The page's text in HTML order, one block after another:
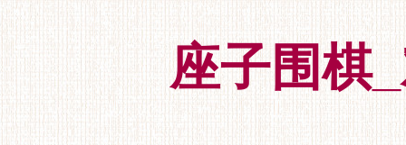
座子围棋